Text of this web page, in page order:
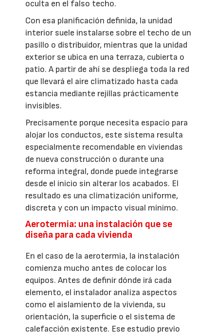
oculta en el falso techo.
Con esa planificación definida, la unidad
interior suele instalarse sobre el techo de un
pasillo o distribuidor, mientras que la unidad
exterior se ubica en una terraza, cubierta o
patio. A partir de ahí se despliega toda la red
que llevará el aire climatizado hasta cada
estancia mediante rejillas prácticamente
invisibles.
Precisamente porque necesita espacio para
alojar los conductos, este sistema resulta
especialmente recomendable en viviendas
de nueva construcción o durante una
reforma integral, donde puede integrarse
desde el inicio sin alterar los acabados. El
resultado es una climatización uniforme,
discreta y con un impacto visual mínimo.
Aerotermia: una instalación que se
diseña para cada vivienda
En el caso de la aerotermia, la instalación
comienza mucho antes de colocar los
equipos. Antes de definir dónde irá cada
elemento, el instalador analiza aspectos
como el aislamiento de la vivienda, su
orientación, la superficie o el sistema de
calefacción existente. Ese estudio previo